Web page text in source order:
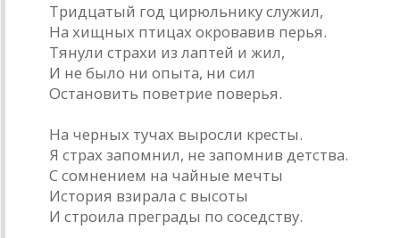
Тридцатый год цирюльнику служил,
На хищных птицах окровавив перья.
Тянули страхи из лаптей и жил,
И не было ни опыта, ни сил
Остановить поветрие поверья.
На черных тучах выросли кресты.
Я страх запомнил, не запомнив детства.
С сомнением на чайные мечты
История взирала с высоты
И строила преграды по соседству.